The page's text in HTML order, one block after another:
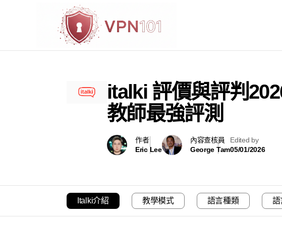
italki 評價與評判
教師最強評測
作者
Eric Lee
內容查核員
George Tam
Edited by
05/01/2026
Italki介紹 教學模式 語言種類 語